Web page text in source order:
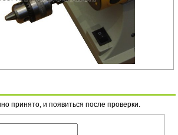
принято, и появиться после проверки.